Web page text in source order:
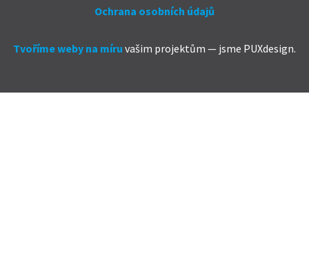
Ochrana osobních údajů
Tvoříme weby na míru vašim projektům — jsme PUXdesign.